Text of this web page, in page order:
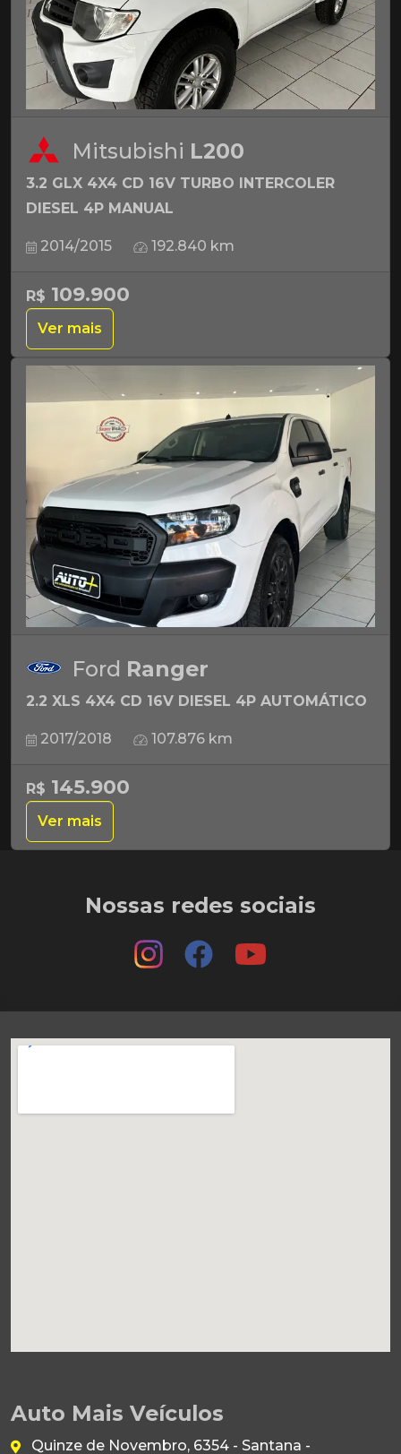
Mitsubishi L200
3.2 GLX 4X4 CD 16V TURBO INTERCOLER
DIESEL 4P MANUAL
2014/2015 192.840 km
R$ 109.900
Ver mais
Ford Ranger
2.2 XLS 4X4 CD 16V DIESEL 4P AUTOMÁTICO
2017/2018 107.876 km
R$ 145.900
Ver mais
Nossas redes sociais
Auto Mais Veículos
Quinze de Novembro, 6354 - Santana -